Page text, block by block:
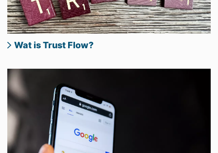
Wat is Trust Flow?